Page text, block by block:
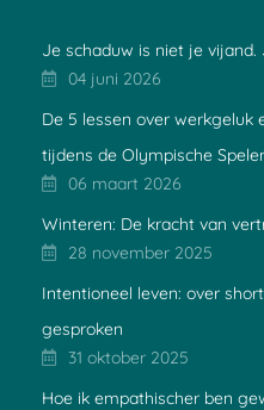
Je schaduw is niet je
04 juni 2026
De 5 lessen over werkgeluk
tijdens de Olympische
06 maart 2026
Winteren: De kracht van
28 november 2025
Intentioneel leven: over
gesproken
31 oktober 2025
Hoe ik empathischer ben